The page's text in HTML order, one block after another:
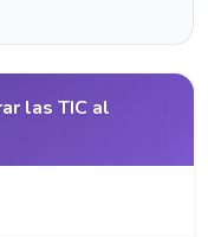
las TIC al